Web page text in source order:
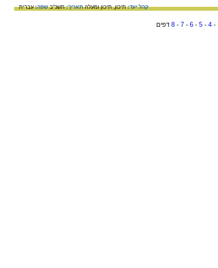
קהל יעד:תיכון,תיכון ומעלהתאריך:תשנ"בשפה:עברית
-
4
-
5
-
6
-
7
-
8 דפים